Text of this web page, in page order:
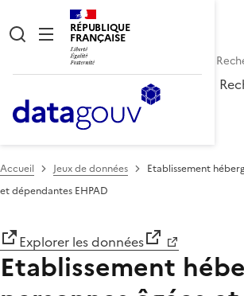
RÉPUBLIQUE
FRANÇAISE
Accueil Jeux de données
Etablissement
et dépendantes EHPAD
Explorer les données
Etablissement